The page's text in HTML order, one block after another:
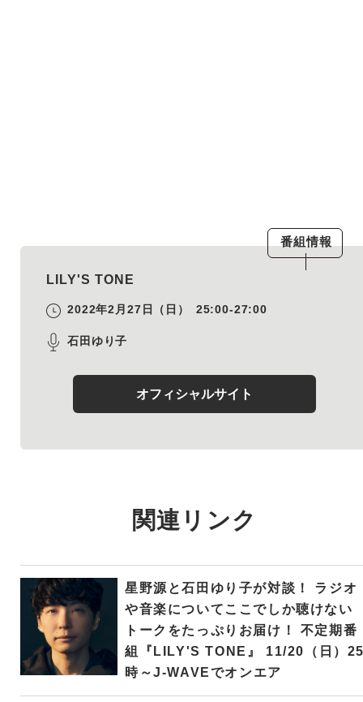
番組情報
LILY'S TONE
2022年2月27日（日） 25:00-27:00
石田ゆり子
オフィシャルサイト
関連リンク
星野源と石田ゆり子が対談！ ラジオ
や音楽についてここでしか聴けない
トークをたっぷりお届け！ 不定期番
組『LILY'S TONE』 11/20（日）
時～J-WAVEでオンエア